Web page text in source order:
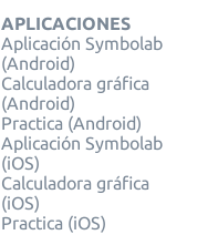
APLICACIONES
Aplicación Symbolab
(Android)
Calculadora gráfica
(Android)
Practica (Android)
Aplicación Symbolab
(iOS)
Calculadora gráfica
(iOS)
Practica (iOS)